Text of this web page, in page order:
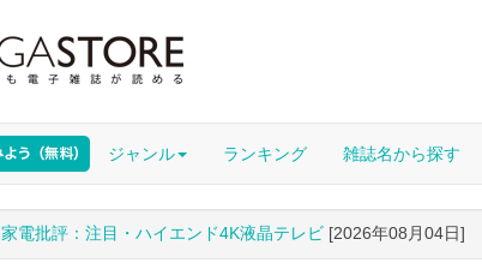
ジャンル ランキング 雑誌名から探す
家電批評：注目・ハイエンド4K液晶テレビ [2026年08月04日]